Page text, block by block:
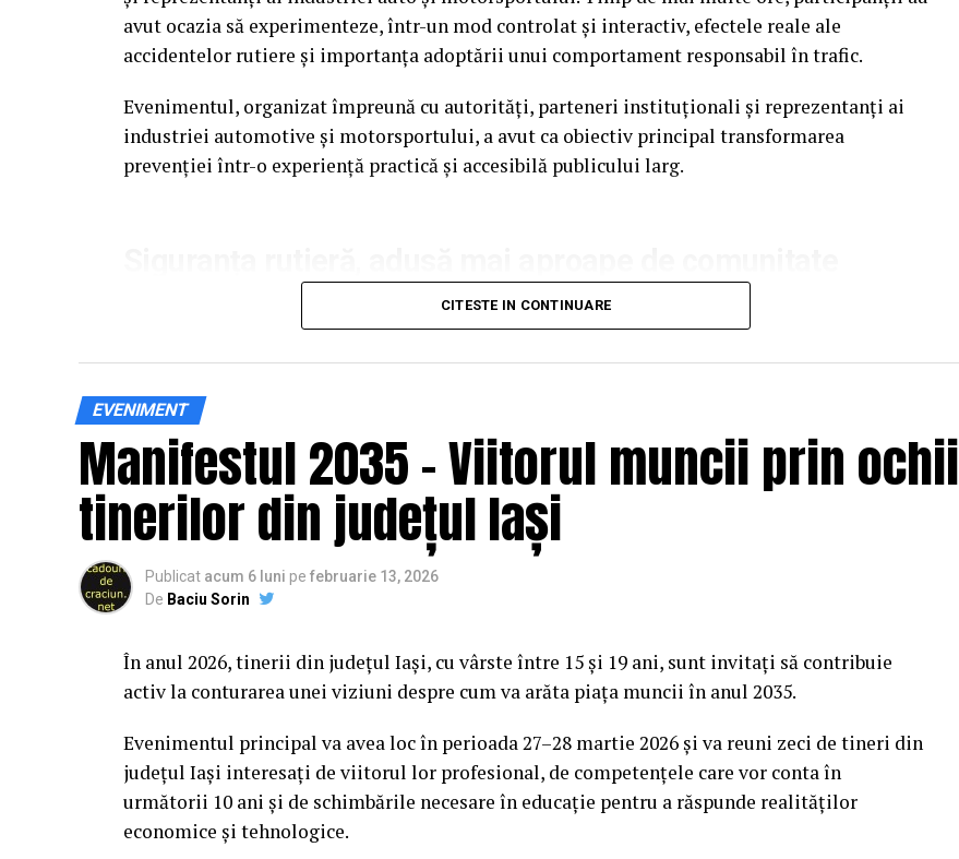
avut ocazia să experimenteze, într-un mod controlat și interactiv, efectele reale ale
accidentelor rutiere și importanța adoptării unui comportament responsabil în trafic.
Evenimentul, organizat împreună cu autorități, parteneri instituționali și reprezentanți ai
industriei automotive și motorsportului, a avut ca obiectiv principal transformarea
prevenției într-o experiență practică și accesibilă publicului larg.
Datele privind accidentele rutiere din România continuă să evidențieze necesitatea unor
inițiative de educație și prevenție. În 2025, peste 3.000 de persoane au fost rănite grav în
accidente rutiere, iar mai mult de 1.300 și-au pierdut viața pe șoselele din țară.
În acest context, campania „Condu Prudent! Alege Viața!” își propune să transforme
informația teoretică într-o experiență directă, prin simulări și demonstrații care îi ajută pe
participanți să înțeleagă concret impactul deciziilor luate în trafic.
Comunitatea și colaborarea dintre instituții fac diferența
Unul dintre cele mai importante elemente ale evenimentului a fost colaborarea dintre
voluntari, autorități și partenerii implicați în proiect. Participanții au avut acces la
consumului de alcool și ale distragerii atenției la volan, sesiuni dedicate siguranței copiilor
în mașină și expoziții de automobile de competiție.
„Succesul acestui eveniment a fost posibil datorită unei colaborări solide între voluntari,
autorități și parteneri privați. Suntem recunoscători instituțiilor locale – IPJ, ISU și
Inspectoratului de Jandarmerie Brașov – precum și tuturor companiilor și organizațiilor care
au susținut proiectul. Împreună am reușit să transmitem un mesaj clar: siguranța rutieră
CITESTE IN CONTINUARE
EVENIMENT
Manifestul 2035 – Viitorul muncii prin ochii
tinerilor din județul Iași
Publicat acum 6 luni pe februarie 13, 2026
De Baciu Sorin
În anul 2026, tinerii din județul Iași, cu vârste între 15 și 19 ani, sunt invitați să contribuie
activ la conturarea unei viziuni despre cum va arăta piața muncii în anul 2035.
Evenimentul principal va avea loc în perioada 27–28 martie 2026 și va reuni zeci de tineri din
județul Iași interesați de viitorul lor profesional, de competențele care vor conta în
următorii 10 ani și de schimbările necesare în educație pentru a răspunde realităților
economice și tehnologice.